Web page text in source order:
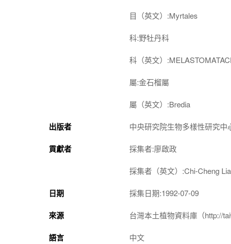
目（英文）:Myrtales
科:野牡丹科
科（英文）
屬:金石榴屬
屬（英文）:Bredia
出版者 中央研究院生物多樣性研究中
貢獻者 採集者:廖啟政
採集者（英文）:Chi-Cheng
日期 採集日期:1992-07-09
來源 台灣本土植物資料庫（http://
語言 中文